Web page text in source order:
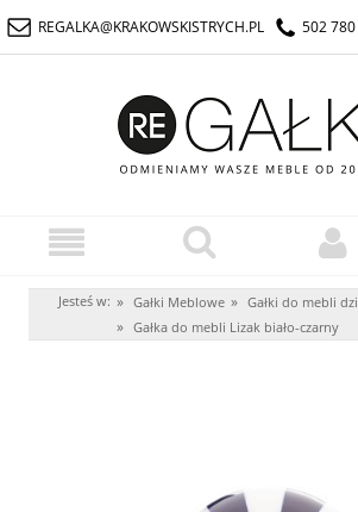
REGALKA@KRAKOWSKISTRYCH.PL 502
Jesteś w: » Gałki Meblowe » Gałki do mebli
» Gałka do mebli Lizak biało-czarny